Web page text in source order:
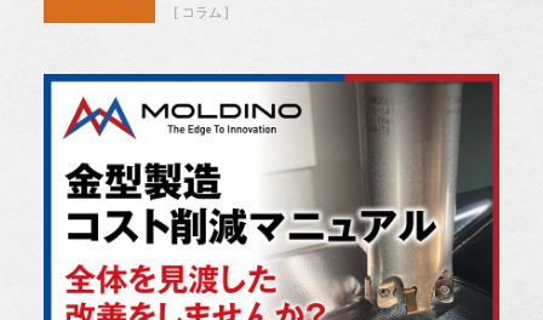
コラム